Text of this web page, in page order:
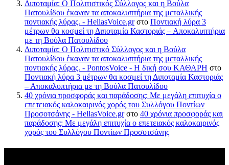
Διποταμία: Ο Πολιτιστικός Σύλλογος και η Βούλα
Πατουλίδου έκαναν τα αποκαλυπτήρια της μεταλλικής
ποντιακής λύρας. - HellasVoice.grστο Ποντιακή λύρα 3
μέτρων θα κοσμεί τη Διποταμία Καστοριάς – Αποκαλυπτήρια
με τη Βούλα Πατουλίδου
Διποταμία: Ο Πολιτιστικό Σύλλογος και η Βούλα
Πατουλίδου έκαναν τα αποκαλυπτήρια της μεταλλικής
ποντιακής λύρας. - PontosVoice - H δική σου ΚΑΘΑΡΗ στο
Ποντιακή λύρα 3 μέτρων θα κοσμεί τη Διποταμία Καστοριάς
– Αποκαλυπτήρια με τη Βούλα Πατουλίδου
40 χρόνια προσφοράς και παράδοσης: Με μεγάλη επιτυχία ο
επετειακός καλοκαιρινός χορός του Συλλόγου Ποντίων
Προσοτσάνης - HellasVoice.grστο 40 χρόνια προσφοράς και
παράδοσης: Με μεγάλη επιτυχία ο επετειακός καλοκαιρινός
χορός του Συλλόγου Ποντίων Προσοτσάνης